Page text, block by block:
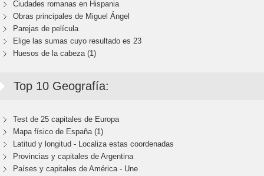
Ciudades romanas en Hispania
Obras principales de Miguel Ángel
Parejas de película
Elige las sumas cuyo resultado es 23
Huesos de la cabeza (1)
Top 10 Geografía:
Test de 25 capitales de Europa
Mapa físico de España (1)
Latitud y longitud - Localiza estas coordenadas
Provincias y capitales de Argentina
Países y capitales de América - Une